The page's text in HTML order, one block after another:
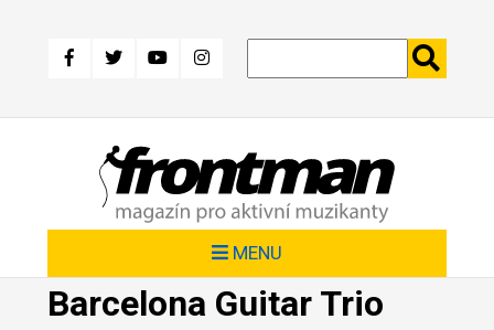
hlavnímu
MENU
Barcelona Guitar Trio